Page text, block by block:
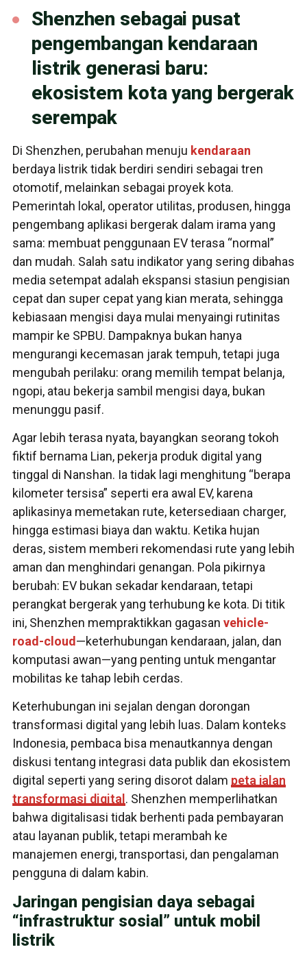
Shenzhen sebagai pusat
pengembangan kendaraan
listrik generasi baru:
ekosistem kota yang bergerak
serempak
Di Shenzhen, perubahan menuju kendaraan
berdaya listrik tidak berdiri sendiri sebagai tren
otomotif, melainkan sebagai proyek kota.
Pemerintah lokal, operator utilitas, produsen, hingga
pengembang aplikasi bergerak dalam irama yang
sama: membuat penggunaan EV terasa “normal”
dan mudah. Salah satu indikator yang sering dibahas
media setempat adalah ekspansi stasiun pengisian
cepat dan super cepat yang kian merata, sehingga
kebiasaan mengisi daya mulai menyaingi rutinitas
mampir ke SPBU. Dampaknya bukan hanya
mengurangi kecemasan jarak tempuh, tetapi juga
mengubah perilaku: orang memilih tempat belanja,
ngopi, atau bekerja sambil mengisi daya, bukan
menunggu pasif.
Agar lebih terasa nyata, bayangkan seorang tokoh
fiktif bernama Lian, pekerja produk digital yang
tinggal di Nanshan. Ia tidak lagi menghitung “berapa
kilometer tersisa” seperti era awal EV, karena
aplikasinya memetakan rute, ketersediaan charger,
hingga estimasi biaya dan waktu. Ketika hujan
deras, sistem memberi rekomendasi rute yang lebih
aman dan menghindari genangan. Pola pikirnya
berubah: EV bukan sekadar kendaraan, tetapi
perangkat bergerak yang terhubung ke kota. Di titik
ini, Shenzhen mempraktikkan gagasan vehicle-
road-cloud —keterhubungan kendaraan, jalan, dan
komputasi awan—yang penting untuk mengantar
mobilitas ke tahap lebih cerdas.
Keterhubungan ini sejalan dengan dorongan
transformasi digital yang lebih luas. Dalam konteks
Indonesia, pembaca bisa menautkannya dengan
diskusi tentang integrasi data publik dan ekosistem
digital seperti yang sering disorot dalam peta jalan
transformasi digital . Shenzhen memperlihatkan
bahwa digitalisasi tidak berhenti pada pembayaran
atau layanan publik, tetapi merambah ke
manajemen energi, transportasi, dan pengalaman
pengguna di dalam kabin.
Jaringan pengisian daya sebagai
“infrastruktur sosial” untuk mobil
listrik